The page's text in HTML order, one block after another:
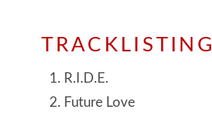
TRACKLISTING
R.I.D.E.
Future Love